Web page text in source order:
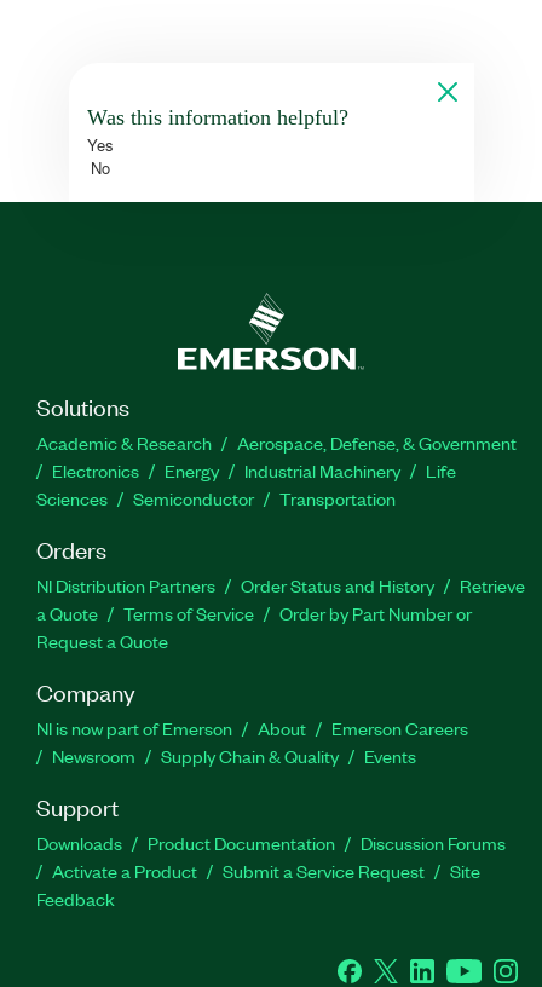
Was this information helpful?
Yes
No
Solutions
Academic & Research
Aerospace, Defense, & Government
Electronics
Energy Industrial Machinery
Life
Sciences
Semiconductor Transportation
Orders
NI Distribution Partners Order Status and History
Retrieve
a Quote
Terms of Service
Order by Part Number or
Request a Quote
Company
NI is now part of Emerson About
Emerson Careers
Newsroom
Supply Chain & Quality Events
Support
Downloads Product Documentation
Discussion Forums
Activate a Product
Submit a Service Request
Site
Feedback
Facebook
Twitter LinkedInYouTube